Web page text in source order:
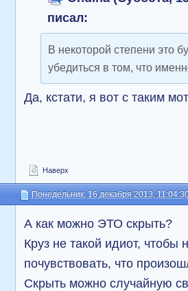
писал:
В некоторой степени это
убедиться в том, что
Да, кстати, я вот с таким
Наверх
Понедельник, 16 декабря 2013,
А как можно ЭТО скрыть?
Круз не такой идиот, чтобы
почувствовать, что
Скрыть можно случайную